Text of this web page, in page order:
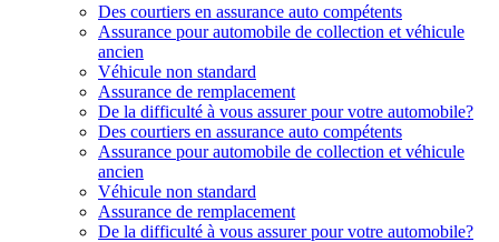
Des courtiers en assurance auto compétents
Assurance pour automobile de collection et véhicule
ancien
Véhicule non standard
Assurance de remplacement
De la difficulté à vous assurer pour votre automobile?
Des courtiers en assurance auto compétents
Assurance pour automobile de collection et véhicule
ancien
Véhicule non standard
Assurance de remplacement
De la difficulté à vous assurer pour votre automobile?